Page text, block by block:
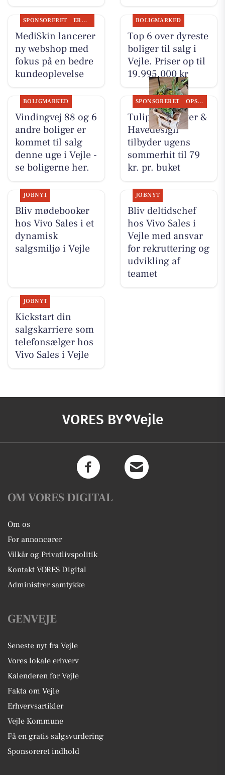
SPONSORERET ERHVERV
MediSkin lancerer
ny webshop med
fokus på en bedre
kundeoplevelse
BOLIGMARKED
Top 6 over dyreste
boliger til salg i
Vejle. Priser op til
19.995.000 kr
BOLIGMARKED
Vindingvej 88 og 6
andre boliger er
kommet til salg
denne uge i Vejle -
se boligerne her.
SPONSORERET OPSLAGSTAVLEN
Tulipa Blomster &
Havedesign
tilbyder ugens
sommerhit til 79
kr. pr. buket
JOBNYT
Bliv mødebooker
hos Vivo Sales i et
dynamisk
salgsmiljø i Vejle
JOBNYT
Bliv deltidschef
hos Vivo Sales i
Vejle med ansvar
for rekruttering og
udvikling af
teamet
JOBNYT
Kickstart din
salgskarriere som
telefonsælger hos
Vivo Sales i Vejle
VORES BY Vejle
OM VORES DIGITAL
Om os
For annoncører
Vilkår og Privatlivspolitik
Kontakt VORES Digital
Administrer samtykke
GENVEJE
Seneste nyt fra Vejle
Vores lokale erhverv
Kalenderen for Vejle
Fakta om Vejle
Erhvervsartikler
Vejle Kommune
Få en gratis salgsvurdering
Sponsoreret indhold